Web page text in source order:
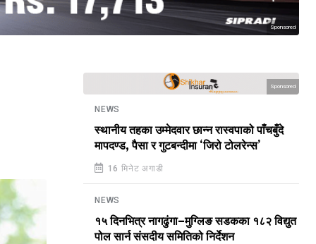
Sponsored
Sponsored
NEWS
स्थानीय तहका उम्मेदवार छान्न रास्वपाको पाँचबुँदे
मापदण्ड, पैसा र गुटबन्दीमा ‘जिरो टोलरेन्स’
16 मिनेट अगाडी
NEWS
१५ दिनभित्र नागढुंगा–मुग्लिङ सडकका १८२ विद्युत
पोल सार्न संसदीय समितिको निर्देशन